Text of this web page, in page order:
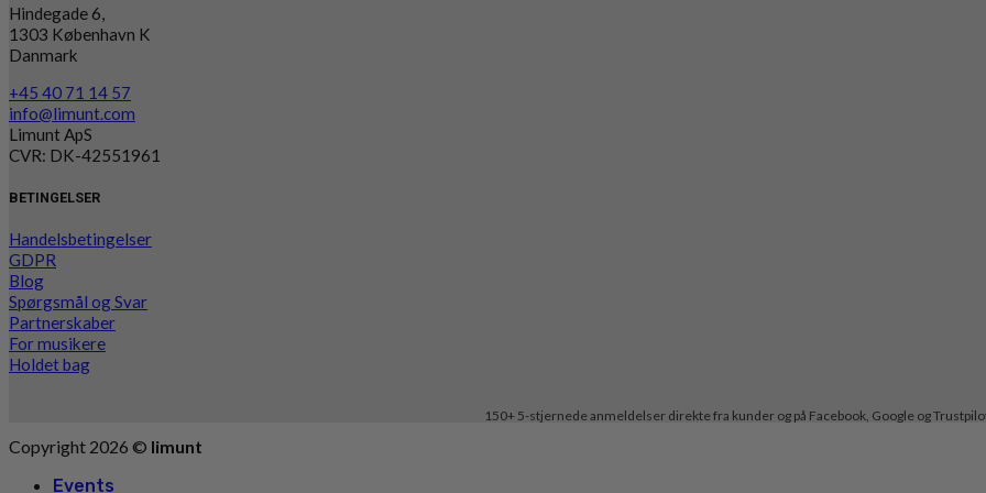
Hindegade 6,
1303 København K
Danmark
+45 40 71 14 57
info@limunt.com
Limunt ApS
CVR: DK-42551961
BETINGELSER
Handelsbetingelser
GDPR
Blog
Spørgsmål og Svar
Partnerskaber
For musikere
Holdet bag
150+ 5-stjernede anmeldelser direkte fra kunder og på Facebook, Google og
Copyright 2026 © limunt
Events